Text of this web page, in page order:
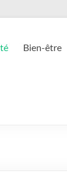
Bien-être